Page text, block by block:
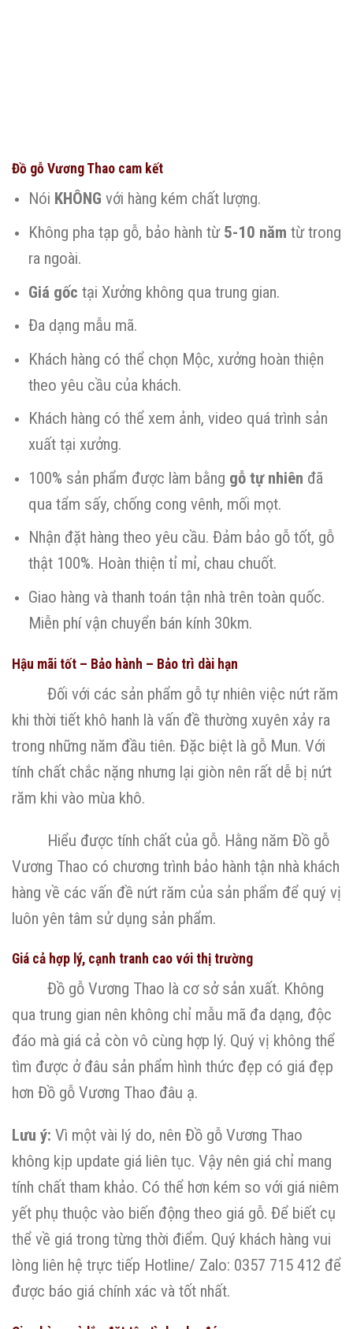
Đồ gỗ Vương Thao cam kết
Nói KHÔNG với hàng kém chất lượng.
Không pha tạp gỗ, bảo hành từ 5-10 năm từ trong
ra ngoài.
Giá gốc tại Xưởng không qua trung gian.
Đa dạng mẫu mã.
Khách hàng có thể chọn Mộc, xưởng hoàn thiện
theo yêu cầu của khách.
Khách hàng có thể xem ảnh, video quá trình sản
xuất tại xưởng.
100% sản phẩm được làm bằng gỗ tự nhiên đã
qua tẩm sấy, chống cong vênh, mối mọt.
Nhận đặt hàng theo yêu cầu. Đảm bảo gỗ tốt, gỗ
thật 100%. Hoàn thiện tỉ mỉ, chau chuốt.
Giao hàng và thanh toán tận nhà trên toàn quốc.
Miễn phí vận chuyển bán kính 30km.
Hậu mãi tốt – Bảo hành – Bảo trì dài hạn
Đối với các sản phẩm gỗ tự nhiên việc nứt răm
khi thời tiết khô hanh là vấn đề thường xuyên xảy ra
trong những năm đầu tiên. Đặc biệt là gỗ Mun. Với
tính chất chắc nặng nhưng lại giòn nên rất dễ bị nứt
răm khi vào mùa khô.
Hiểu được tính chất của gỗ. Hằng năm Đồ gỗ
Vương Thao có chương trình bảo hành tận nhà khách
hàng về các vấn đề nứt răm của sản phẩm để quý vị
luôn yên tâm sử dụng sản phẩm.
Giá cả hợp lý, cạnh tranh cao với thị trường
Đồ gỗ Vương Thao là cơ sở sản xuất. Không
qua trung gian nên không chỉ mẫu mã đa dạng, độc
đáo mà giá cả còn vô cùng hợp lý. Quý vị không thể
tìm được ở đâu sản phẩm hình thức đẹp có giá đẹp
hơn Đồ gỗ Vương Thao đâu ạ.
Lưu ý: Vì một vài lý do, nên Đồ gỗ Vương Thao
không kịp update giá liên tục. Vậy nên giá chỉ mang
tính chất tham khảo. Có thể hơn kém so với giá niêm
yết phụ thuộc vào biến động theo giá gỗ. Để biết cụ
thể về giá trong từng thời điểm. Quý khách hàng vui
lòng liên hệ trực tiếp Hotline/ Zalo: 0357 715 412 để
được báo giá chính xác và tốt nhất.